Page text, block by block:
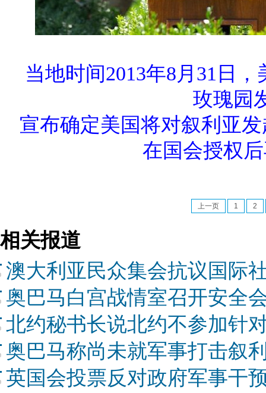
当地时间2013年8月31日
玫瑰园
宣布确定美国将对叙利亚
在国会授权
上一页 1 2
相关报道
澳大利亚民众集会抗议国际
奥巴马白宫战情室召开安全
北约秘书长说北约不参加针
奥巴马称尚未就军事打击叙
英国会投票反对政府军事干